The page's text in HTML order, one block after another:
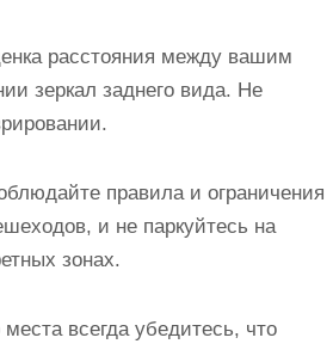
расстояния между вашим
зеркал заднего вида. Не
правила и ограничения
и не паркуйтесь на
зонах.
всегда убедитесь, что